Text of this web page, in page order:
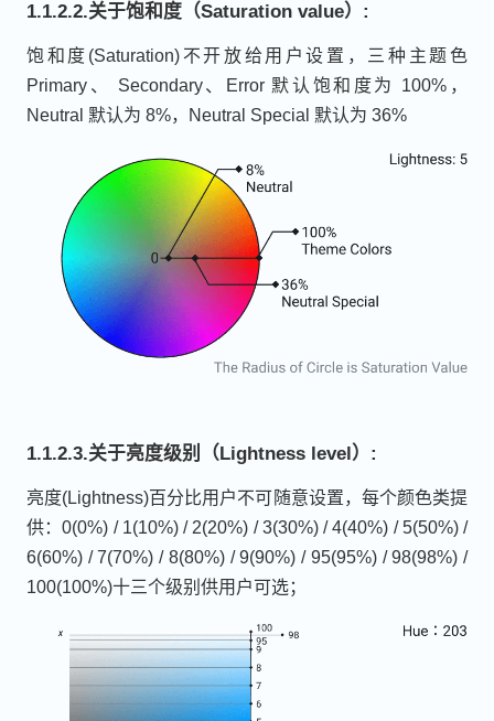
1.1.2.2.关于饱和度（Saturation value）:
饱和度(Saturation)不开放给用户设置，三种主题色
Primary、 Secondary、Error 默认饱和度为 100%，
Neutral 默认为 8%，Neutral Special 默认为 36%
1.1.2.3.关于亮度级别（Lightness level）:
亮度(Lightness)百分比用户不可随意设置，每个颜色类提
供：0(0%) / 1(10%) / 2(20%) / 3(30%) / 4(40%) / 5(50%) /
6(60%) / 7(70%) / 8(80%) / 9(90%) / 95(95%) / 98(98%) /
100(100%)十三个级别供用户可选；